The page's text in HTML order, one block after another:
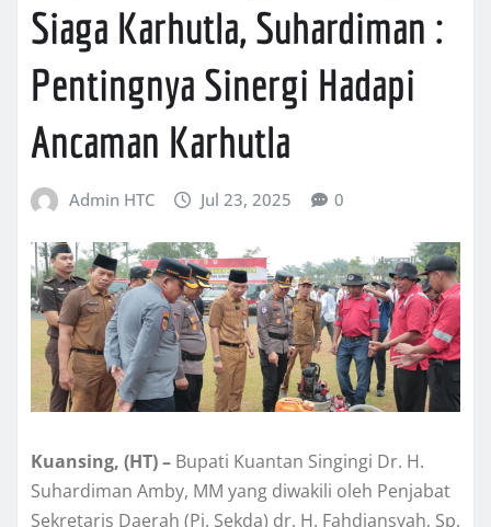
Siaga Karhutla, Suhardiman :
Pentingnya Sinergi Hadapi
Ancaman Karhutla
Admin HTC Jul 23, 2025 0
Kuansing, (HT) – Bupati Kuantan Singingi Dr. H.
Suhardiman Amby, MM yang diwakili oleh Penjabat
Sekretaris Daerah (Pj. Sekda) dr. H. Fahdiansyah, Sp.